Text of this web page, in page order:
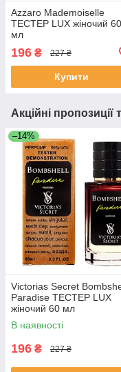
Azzaro Mademoiselle
ТЕСТЕР LUX жіночий 60
мл
196 ₴ 227 ₴
Купити
Акційні пропозиції
–14%
Victorias Secret
Paradise ТЕСТЕР LUX
жіночий 60 мл
В наявності
196 ₴ 227 ₴